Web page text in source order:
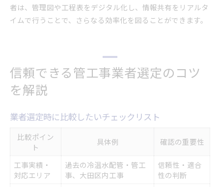
者は、管理図や工程表をデジタル化し、情報共有をリアルタ
イムで行うことで、さらなる効率化を図ることができます。
信頼できる管工事業者選定のコツ
を解説
業者選定時に比較したいチェックリスト
比較ポイン
ト
具体例 確認の重要性
工事実績・
対応エリア
過去の冷温水配管・管工
事、大田区内工事
信頼性・適合
性の判断